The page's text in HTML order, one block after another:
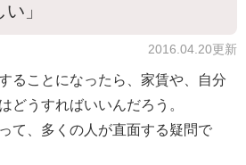
」
2016.04.20更新
ることになったら、家賃や、自分
どうすればいいんだろう。
て、多くの人が直面する疑問で